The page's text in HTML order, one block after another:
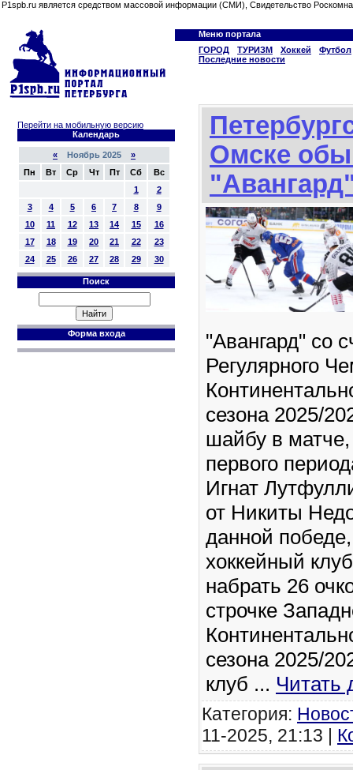
P1spb.ru является средством массовой информации (СМИ), Свидетельство
Меню портала
ГОРОД
ТУРИЗМ Хоккей
Футбол
Последние новости
Перейти на мобильную версию
Календарь
« Ноябрь 2025 »
Пн
Вт Ср Чт Пт Сб
Вс
1
2
3
4 5 6 7 8
9
10
11 12 13 14 15
16
17
18 19 20 21 22
23
24
25 26 27 28 29 30
Поиск
Форма входа
Омске
"Авангард" со
Регулярного
сезона 2025/
шайбу в
первого
Игнат
от Никиты
данной
хоккейный
набрать 26
строчке
сезона 2025/
клуб ... Читать
Категория:
11-2025, 21:13 |